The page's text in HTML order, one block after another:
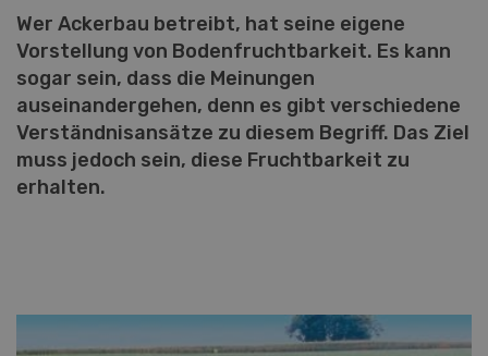
Wer Ackerbau betreibt, hat seine eigene
Vorstellung von Bodenfruchtbarkeit. Es kann
sogar sein, dass die Meinungen
auseinandergehen, denn es gibt verschiedene
Verständnisansätze zu diesem Begriff. Das Ziel
muss jedoch sein, diese Fruchtbarkeit zu
erhalten.